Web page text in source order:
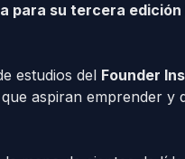
para su tercera edición
estudios del Founder
aspiran emprender y